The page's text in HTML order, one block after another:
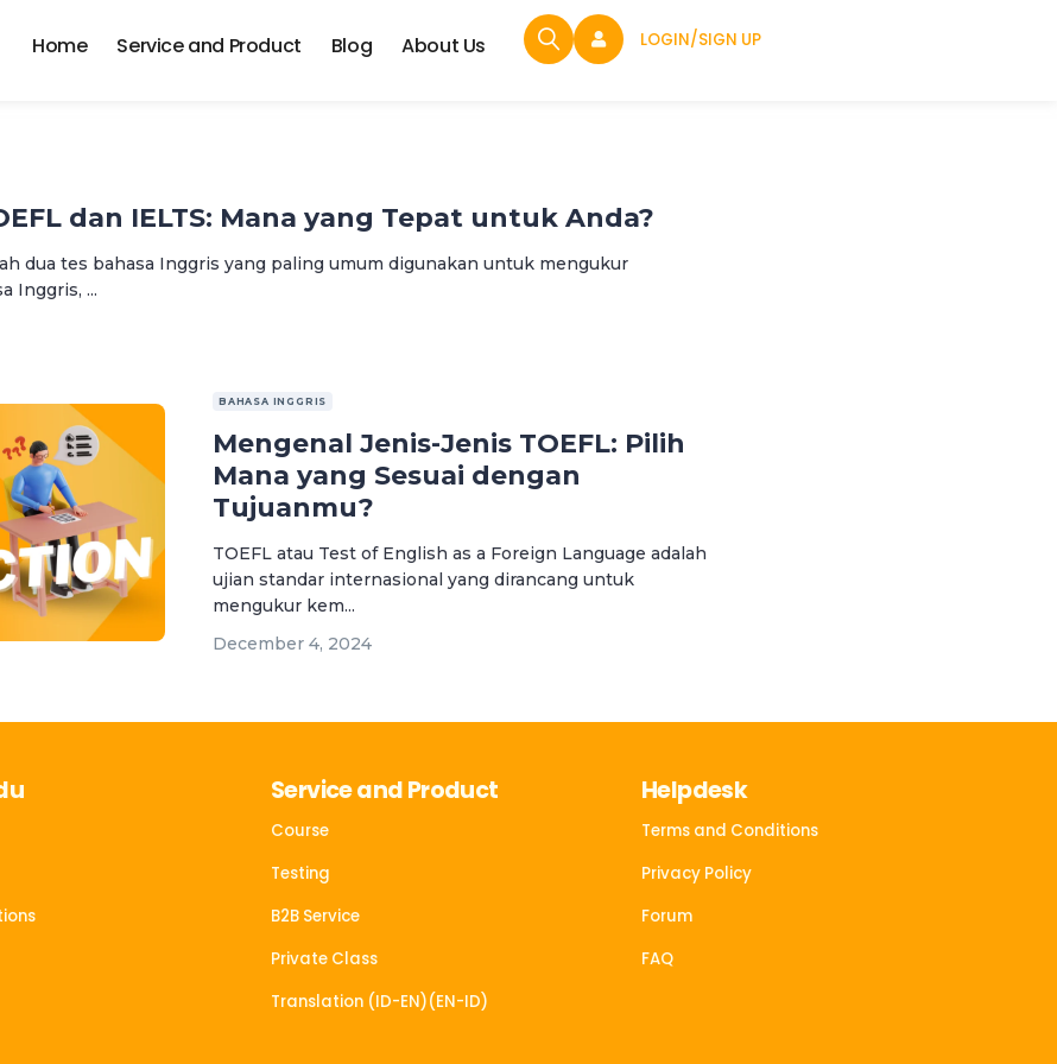
Home Service and Product Blog About Us LOGIN/SIGN UP
dan IELTS: Mana yang Tepat untuk Anda?
dua tes bahasa Inggris yang paling umum digunakan untuk mengukur
Inggris, ...
BAHASA INGGRIS
Mengenal Jenis-Jenis TOEFL: Pilih
Mana yang Sesuai dengan
Tujuanmu?
TOEFL atau Test of English as a Foreign Language adalah
ujian standar internasional yang dirancang untuk
mengukur kem...
December 4, 2024
Service and Product
Course
Testing
B2B Service
Private Class
Translation (ID-EN)(EN-ID)
Helpdesk
Terms and Conditions
Privacy Policy
Forum
FAQ